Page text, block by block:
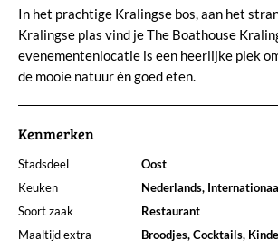
In het prachtige Kralingse bos, aan het
Kralingse plas vind je The Boathouse
evenementenlocatie is een heerlijke plek
de mooie natuur én goed eten.
Kenmerken
Stadsdeel
Oost
Keuken
Nederlands,
Soort zaak
Restaurant
Maaltijd extra
Broodjes, Cocktails,